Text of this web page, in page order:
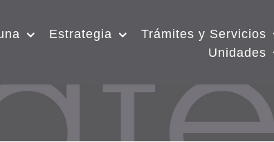
Estrategia
Trámites y Servicios
Unidades